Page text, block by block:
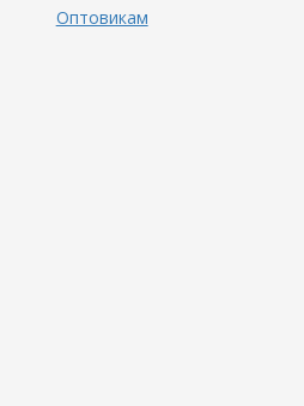
Оптовикам